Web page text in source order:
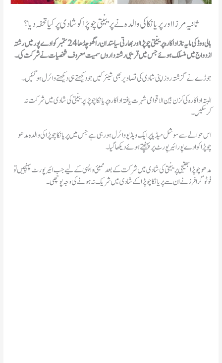
ثانیہ مرزا اور پریانکا کی والدہ نے پرینیتی چوپڑا کو شادی پر کیا تحفہ دیا؟
بالی ووڈ کی مایہ ناز اداکارہ پرینیتی چوپڑا اور بھارتی سیاستدان راگھو چڈھا 24 ستمبر کو ادے پور میں رشتہ
ازدواج میں منسلک ہوئے جس میں قریبی رشتہ داروں سمیت معروف شخصیات نے شرکت کی۔
جوڑے نے گزشتہ روز اپنی شادی کی تصاویر بھی شیئر کیں جو دیکھتے ہی دیکھتے وائرل ہوگئیں۔
البتہ اداکارہ کی کزن بین الاقوامی شہرت یافتہ اداکارہ پریانکا چوپڑا پرینیتی کی شادی میں شرکت نہ
کرسکیں۔
اس حوالے سے سوشل میڈیا پر ایک ویڈیو وائرل ہو رہی ہے جس میں پریانکا چوپڑا کی والدہ مدھو
چوپڑا کو ادے پور ائیر پورٹ پر پہنچتے ہوئے دیکھا گیا۔
مدھو چوپڑا بھتیجی پرینیتی کی شادی میں شرکت کے بعد ممبئی واپسی کے لیے جب ائیر پورٹ پہنچیں تو
فوٹوگرافرز نے ان سے پریانکا چوپڑا کے شادی میں شریک نہ ہونے کی وجہ پوچھی۔